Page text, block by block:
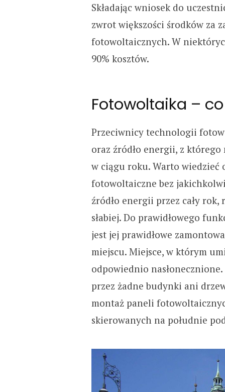
Składając wniosek do
zwrot większości środków za
fotowoltaicznych. W
90% kosztów.
Fotowoltaika –
Przeciwnicy technologii
oraz źródło energii, z
w ciągu roku. Warto wiedzieć
fotowoltaiczne bez
źródło energii przez cały rok,
słabiej. Do prawidłowego
jest jej prawidłowe
miejscu. Miejsce, w którym
odpowiednio
przez żadne budynki ani
montaż paneli
skierowanych na południe